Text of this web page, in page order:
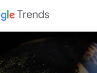
Trends